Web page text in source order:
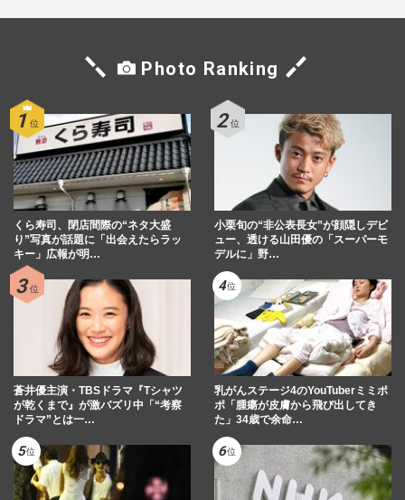
Photo Ranking
くら寿司、閉店間際の“ネタ大盛
り”写真が話題に「出会えたらラッ
キー」広報が明…
小栗旬の“非公表長女”が顔隠しデビ
ュー、透ける山田優の「スーパーモ
デルに」野…
蒼井優主演・TBSドラマ『Tシャツ
が乾くまで』が激バズリ中「“考察
ドラマ”とは一…
乳がんステージ4のYouTuberミミポ
ポ「腫瘍が皮膚から飛び出してき
た」34歳で余命…